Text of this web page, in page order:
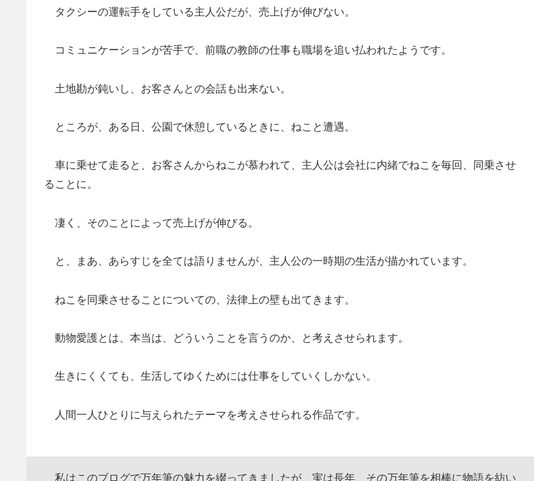
タクシーの運転手をしている主人公だが、売上げが伸びない。
コミュニケーションが苦手で、前職の教師の仕事も職場を追い払われたようです。
土地勘が鈍いし、お客さんとの会話も出来ない。
ところが、ある日、公園で休憩しているときに、ねこと遭遇。
車に乗せて走ると、お客さんからねこが慕われて、主人公は会社に内緒でねこを毎回、同乗させ
ることに。
凄く、そのことによって売上げが伸びる。
と、まあ、あらすじを全ては語りませんが、主人公の一時期の生活が描かれています。
ねこを同乗させることについての、法律上の壁も出てきます。
動物愛護とは、本当は、どういうことを言うのか、と考えさせられます。
生きにくくても、生活してゆくためには仕事をしていくしかない。
人間一人ひとりに与えられたテーマを考えさせられる作品です。
私はこのブログで万年筆の魅力を綴ってきましたが、実は長年、その万年筆を相棒に物語を紡い